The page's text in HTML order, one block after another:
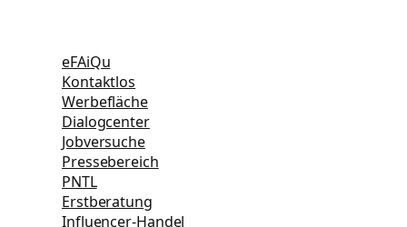
eFAiQu
Kontaktlos
Werbefläche
Dialogcenter
Jobversuche
Pressebereich
PNTL
Erstberatung
Influencer-Handel